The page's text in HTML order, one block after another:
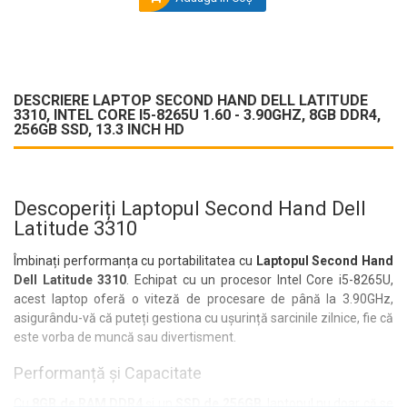
DESCRIERE LAPTOP SECOND HAND DELL LATITUDE
3310, INTEL CORE I5-8265U 1.60 - 3.90GHZ, 8GB DDR4,
256GB SSD, 13.3 INCH HD
Descoperiți Laptopul Second Hand Dell
Latitude 3310
Îmbinați performanța cu portabilitatea cu Laptopul Second Hand
Dell Latitude 3310. Echipat cu un procesor Intel Core i5-8265U,
acest laptop oferă o viteză de procesare de până la 3.90GHz,
asigurându-vă că puteți gestiona cu ușurință sarcinile zilnice, fie că
este vorba de muncă sau divertisment.
Performanță și Capacitate
Cu8GB de RAM DDR4și unSSD de 256GB, laptopul nu doar că se